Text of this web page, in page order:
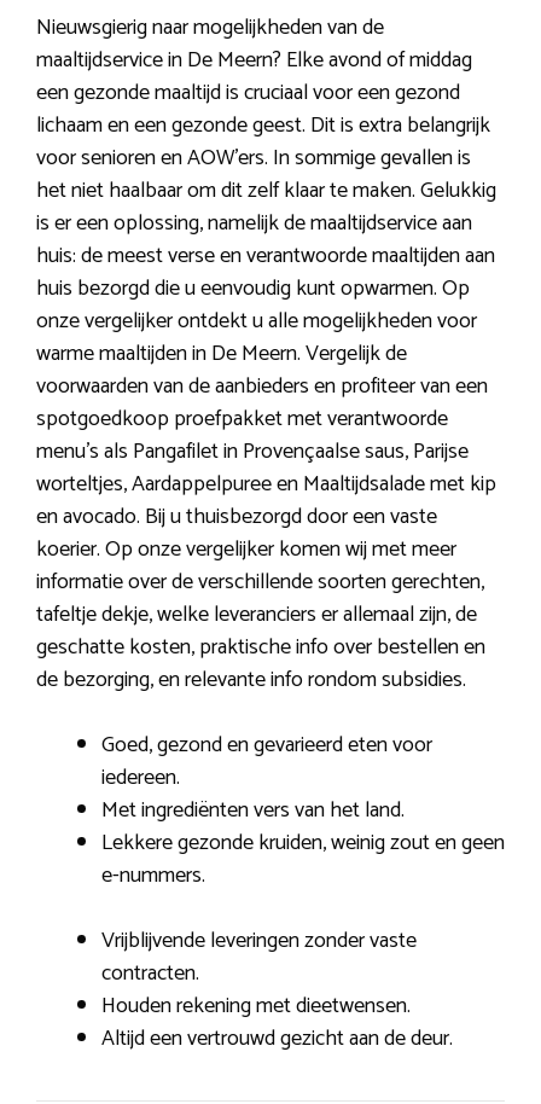
Nieuwsgierig naar mogelijkheden van de
maaltijdservice in De Meern? Elke avond of middag
een gezonde maaltijd is cruciaal voor een gezond
lichaam en een gezonde geest. Dit is extra belangrijk
voor senioren en AOW’ers. In sommige gevallen is
het niet haalbaar om dit zelf klaar te maken. Gelukkig
is er een oplossing, namelijk de maaltijdservice aan
huis: de meest verse en verantwoorde maaltijden aan
huis bezorgd die u eenvoudig kunt opwarmen. Op
onze vergelijker ontdekt u alle mogelijkheden voor
warme maaltijden in De Meern. Vergelijk de
voorwaarden van de aanbieders en profiteer van een
spotgoedkoop proefpakket met verantwoorde
menu’s als Pangafilet in Provençaalse saus, Parijse
worteltjes, Aardappelpuree en Maaltijdsalade met kip
en avocado. Bij u thuisbezorgd door een vaste
koerier. Op onze vergelijker komen wij met meer
informatie over de verschillende soorten gerechten,
tafeltje dekje, welke leveranciers er allemaal zijn, de
geschatte kosten, praktische info over bestellen en
de bezorging, en relevante info rondom subsidies.
Goed, gezond en gevarieerd eten voor
iedereen.
Met ingrediënten vers van het land.
Lekkere gezonde kruiden, weinig zout en geen
e-nummers.
Vrijblijvende leveringen zonder vaste
contracten.
Houden rekening met dieetwensen.
Altijd een vertrouwd gezicht aan de deur.